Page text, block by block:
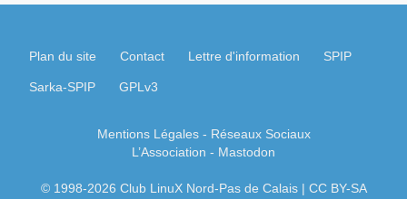
Mentions Légales- Réseaux Sociaux